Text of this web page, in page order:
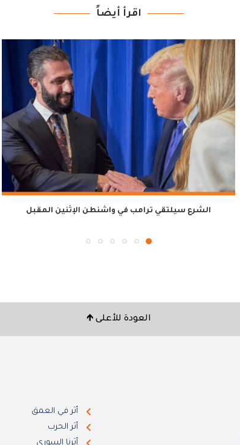
اقرأ أيضاً
الشرع سيلتقي ترامب في واشنطن الإثنين المقبل
العودة للأعلى 🡹
أثر في العمق
أثر الحرب
أثرنا السوري